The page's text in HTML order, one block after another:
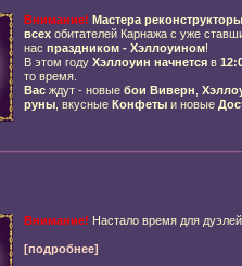
Внимание! Мастера реконструкторы
всехобитателей Карнажа с уже
нас праздником - Хэллоуином!
В этом году Хэллоуин начнетсяв
то время.
Васждут - новые бои Виверн
руны, вкусные Конфетыи новые
Внимание! Настало время для
[подробнее]